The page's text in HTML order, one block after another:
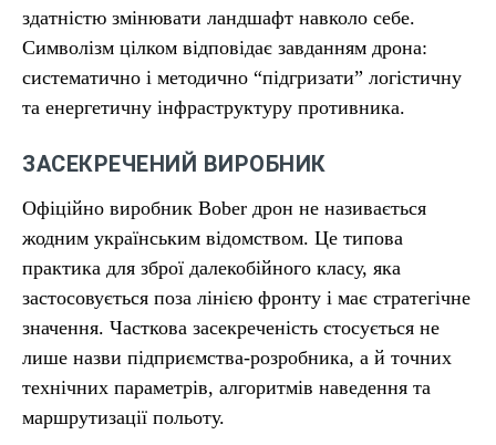
здатністю змінювати ландшафт навколо себе.
Символізм цілком відповідає завданням дрона:
систематично і методично “підгризати” логістичну
та енергетичну інфраструктуру противника.
ЗАСЕКРЕЧЕНИЙ ВИРОБНИК
Офіційно виробник Bober дрон не називається
жодним українським відомством. Це типова
практика для зброї далекобійного класу, яка
застосовується поза лінією фронту і має стратегічне
значення. Часткова засекреченість стосується не
лише назви підприємства-розробника, а й точних
технічних параметрів, алгоритмів наведення та
маршрутизації польоту.